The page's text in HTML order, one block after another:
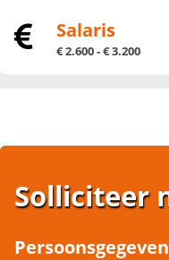
Salaris
€ 2.600 - € 3.200
Solliciteer